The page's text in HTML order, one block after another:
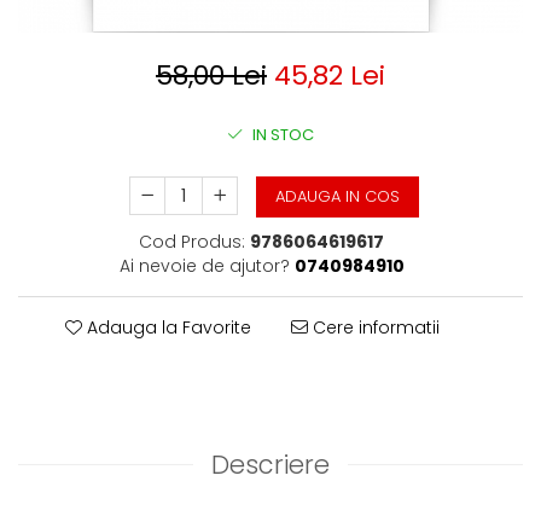
Publicistica / Reportaje / Interviuri
58,00 Lei 45,82 Lei
IN STOC
ADAUGA IN COS
Cod Produs: 9786064619617
Ai nevoie de ajutor? 0740984910
Adauga la Favorite Cere informatii
Descriere